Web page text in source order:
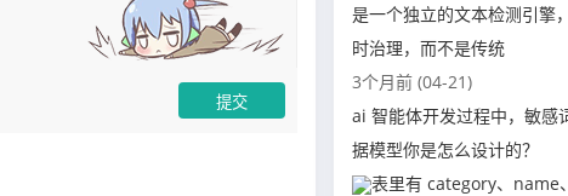
是一个独立的文本检测引擎
时治理，而不是传统
3个月前 (04-21)
ai 智能体开发过程中，敏感
据模型你是怎么设计的？
表里有 category、name、